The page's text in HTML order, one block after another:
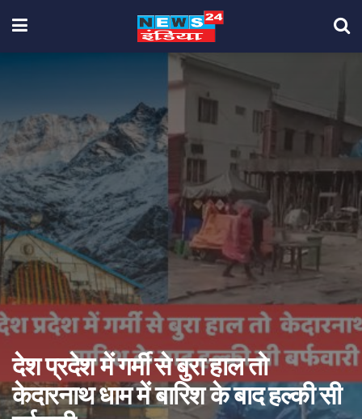
देश प्रदेश में गर्मी से बुरा हाल तो
केदारनाथ धाम में बारिश के बाद हल्की सी